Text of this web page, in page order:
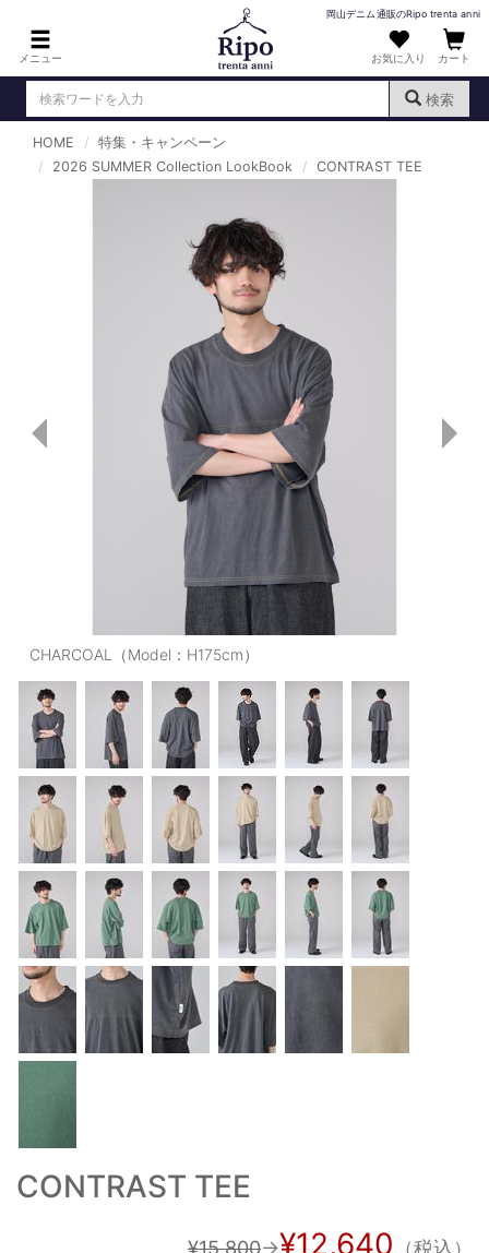
メニュー
岡山デニム通販のRipo trenta anni
お気に入り カート
検索
ログイン （新規会員登録）
T-SHIRT : Tシャツ
KNIT : ニット
SHIRT : シャツ
OUTERS : アウター
LADIES : レディース
DENIM : デニム
PANTS/SKIRT : パンツ・スカート
TOPS : トップス
OUTERS : アウター
OUTLET : アウトレット
MENS : メンズ
LADIES : レディース
新規会員登録
お買い物カゴ
ご利用ガイド
特定商取引法に基づく表記
HOME
特集・キャンペーン
2026 SUMMER Collection LookBook
CONTRAST TEE
CHARCOAL（Model：H175cm）
CONTRAST TEE
¥15,800→¥12,640 （税込）